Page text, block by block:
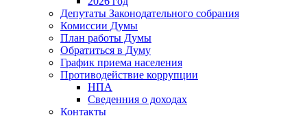
Депутаты Законодательного собрания
Комиссии Думы
План работы Думы
Обратиться в Думу
График приема населения
Противодействие коррупции
НПА
Сведенния о доходах
Контакты